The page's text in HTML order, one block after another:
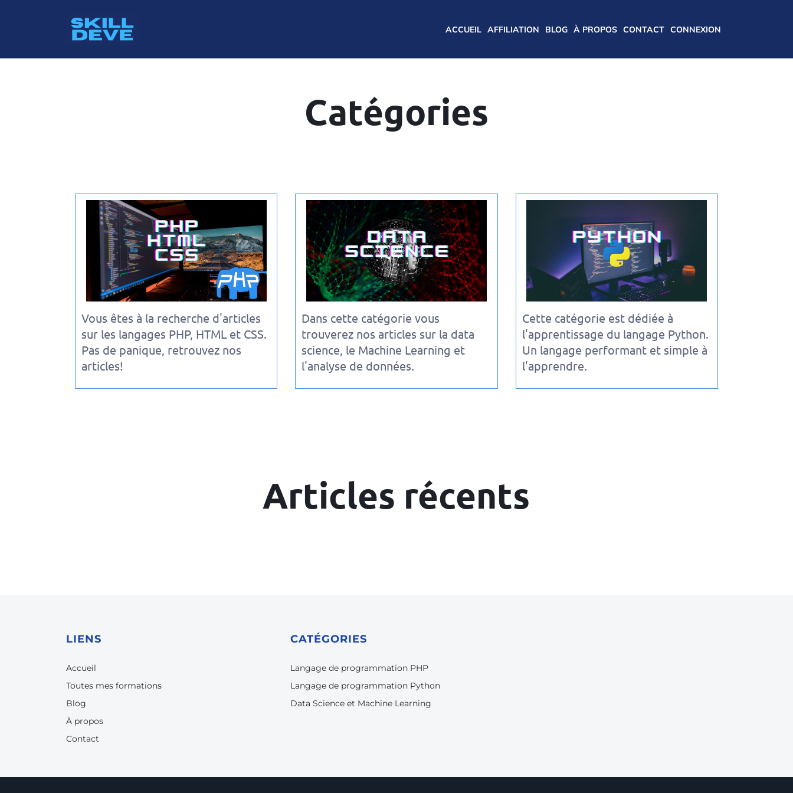
ACCUEIL AFFILIATION BLOG À PROPOS CONTACT CONNEXION
Catégories
Vous êtes à la recherche d'articles
sur les langages PHP, HTML et CSS.
Pas de panique, retrouvez nos
articles!
Dans cette catégorie vous
trouverez nos articles sur la data
science, le Machine Learning et
l'analyse de données.
Cette catégorie est dédiée à
l'apprentissage du langage Python.
Un langage performant et simple à
l'apprendre.
Articles récents
LIENS
Accueil
Toutes mes formations
Blog
À propos
Contact
CATÉGORIES
Langage de programmation PHP
Langage de programmation Python
Data Science et Machine Learning